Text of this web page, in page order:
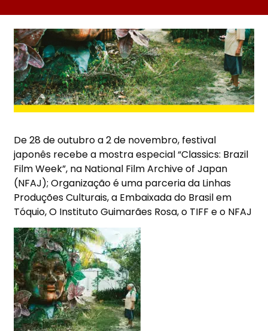
De28 de outubro a 2 de novembro, festival
japonês recebe a mostra especial“Classics: Brazil
Film Week”, na National Film Archive of Japan
(NFAJ); Organizaçãoéuma parceria da Linhas
Produções Culturais, a Embaixada do Brasil em
Tóquio, O Instituto Guimarães Rosa, o TIFF e o NFAJ